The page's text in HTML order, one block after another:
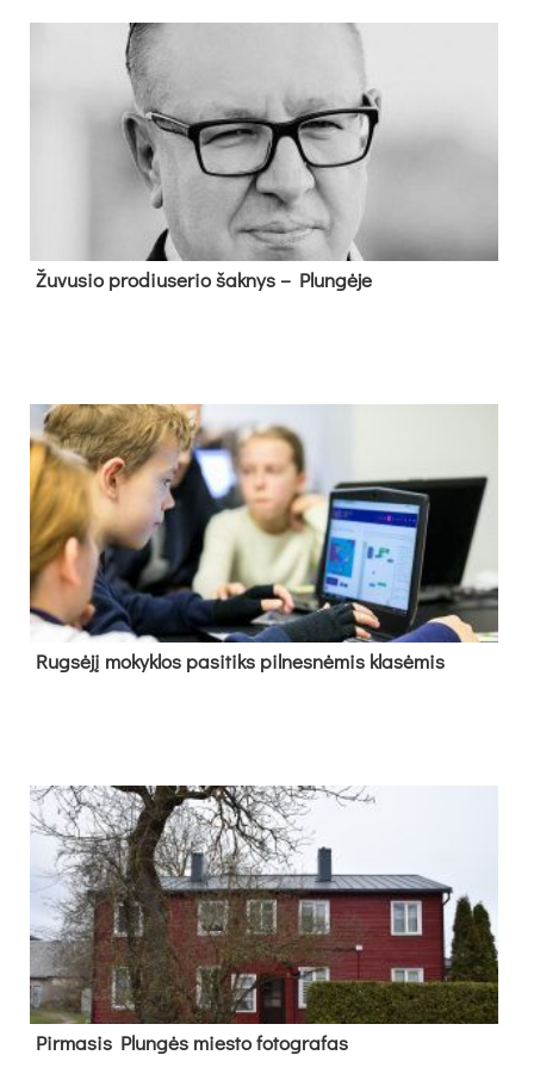
Žu­vu­sio pro­diu­se­rio šak­nys – Plun­gė­je
Rug­sė­jį mo­kyk­los pa­si­tiks pil­nes­nė­mis kla­sė­mis
Pir­ma­sis Plun­gės mies­to fo­tog­ra­fas